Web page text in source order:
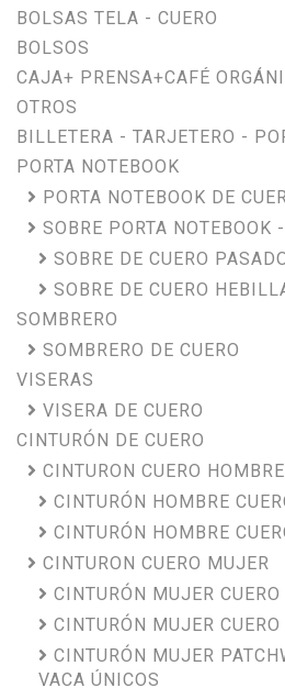
BOLSAS TELA - CUERO
BOLSOS
CAJA+ PRENSA+CAFÉ
OTROS
BILLETERA - TARJETERO -
PORTA NOTEBOOK
PORTA NOTEBOOK DE
SOBRE PORTA NOTEBOOK
SOBRE DE CUERO
SOBRE DE CUERO
SOMBRERO
SOMBRERO DE CUERO
VISERAS
VISERA DE CUERO
CINTURÓN DE CUERO
CINTURON CUERO HOMBRE
CINTURÓN HOMBRE
CINTURÓN HOMBRE
CINTURON CUERO MUJER
CINTURÓN MUJER CUERO
CINTURÓN MUJER CUERO
CINTURÓN MUJER
VACA ÚNICOS